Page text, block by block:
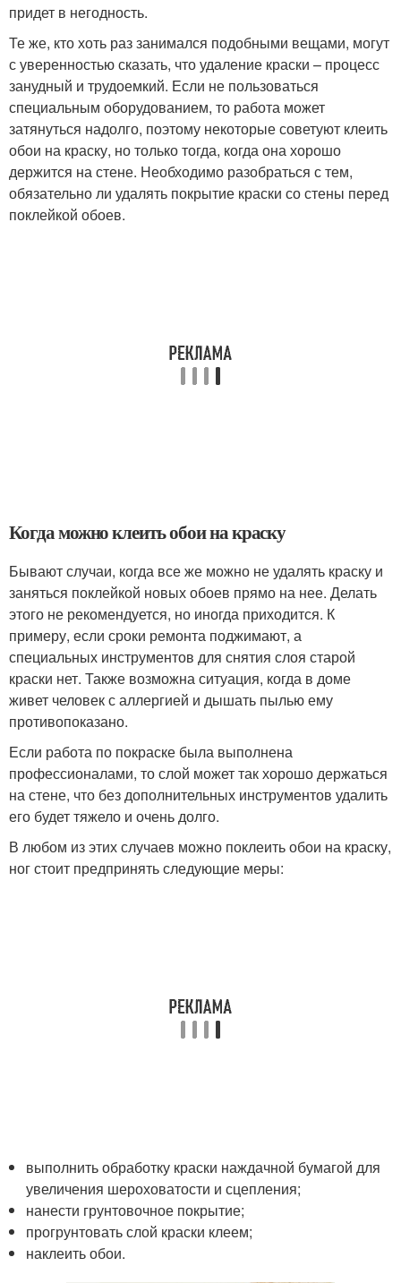
придет в негодность.
Те же, кто хоть раз занимался подобными вещами, могут
с уверенностью сказать, что удаление краски – процесс
занудный и трудоемкий. Если не пользоваться
специальным оборудованием, то работа может
затянуться надолго, поэтому некоторые советуют клеить
обои на краску, но только тогда, когда она хорошо
держится на стене. Необходимо разобраться с тем,
обязательно ли удалять покрытие краски со стены перед
поклейкой обоев.
Когда можно клеить обои на краску
Бывают случаи, когда все же можно не удалять краску и
заняться поклейкой новых обоев прямо на нее. Делать
этого не рекомендуется, но иногда приходится. К
примеру, если сроки ремонта поджимают, а
специальных инструментов для снятия слоя старой
краски нет. Также возможна ситуация, когда в доме
живет человек с аллергией и дышать пылью ему
противопоказано.
Если работа по покраске была выполнена
профессионалами, то слой может так хорошо держаться
на стене, что без дополнительных инструментов удалить
его будет тяжело и очень долго.
В любом из этих случаев можно поклеить обои на краску,
ног стоит предпринять следующие меры:
выполнить обработку краски наждачной бумагой для
увеличения шероховатости и сцепления;
нанести грунтовочное покрытие;
прогрунтовать слой краски клеем;
наклеить обои.